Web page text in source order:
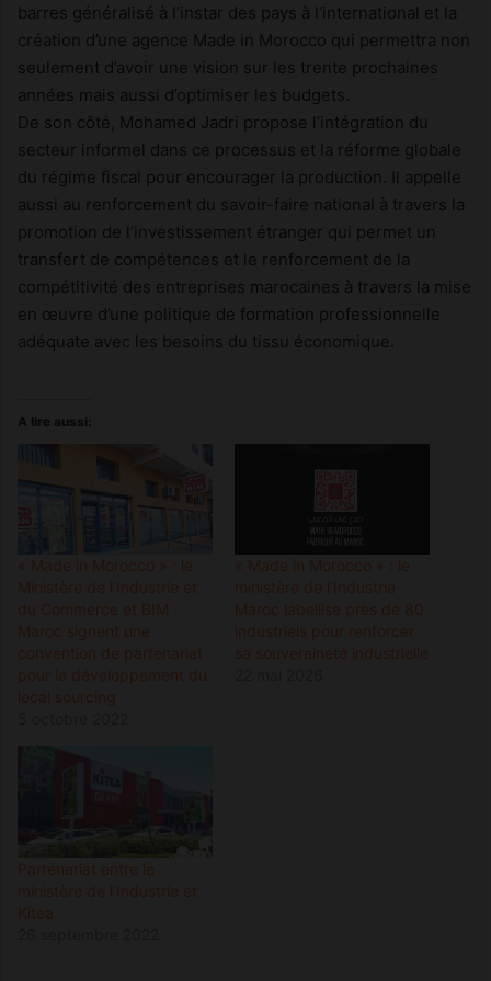
barres généralisé à l’instar des pays à l’international et la
création d’une agence Made in Morocco qui permettra non
seulement d’avoir une vision sur les trente prochaines
années mais aussi d’optimiser les budgets.
De son côté, Mohamed Jadri propose l’intégration du
secteur informel dans ce processus et la réforme globale
du régime fiscal pour encourager la production. Il appelle
aussi au renforcement du savoir-faire national à travers la
promotion de l’investissement étranger qui permet un
transfert de compétences et le renforcement de la
compétitivité des entreprises marocaines à travers la mise
en œuvre d’une politique de formation professionnelle
adéquate avec les besoins du tissu économique.
A lire aussi:
« Made in Morocco » : le
Ministère de l’Industrie et
du Commerce et BIM
Maroc signent une
convention de partenariat
pour le développement du
local sourcing
« Made in Morocco » : le
ministère de l’Industrie
Maroc labellise près de 80
industriels pour renforcer
sa souveraineté industrielle
Partenariat entre le
ministère de l’Industrie et
Kitea